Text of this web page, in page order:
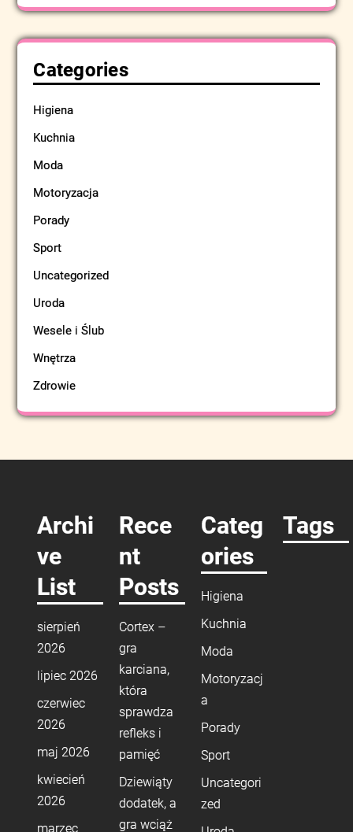
Categories
Higiena
Kuchnia
Moda
Motoryzacja
Porady
Sport
Uncategorized
Uroda
Wesele i Ślub
Wnętrza
Zdrowie
Archi
ve
List
sierpień
2026
lipiec 2026
czerwiec
2026
maj 2026
kwiecień
2026
marzec
Rece
nt
Posts
Cortex –
gra
karciana,
która
sprawdza
refleks i
pamięć
Dziewiąty
dodatek, a
gra wciąż
Categ
ories
Higiena
Kuchnia
Moda
Motoryzacj
a
Porady
Sport
Uncategori
zed
Tags